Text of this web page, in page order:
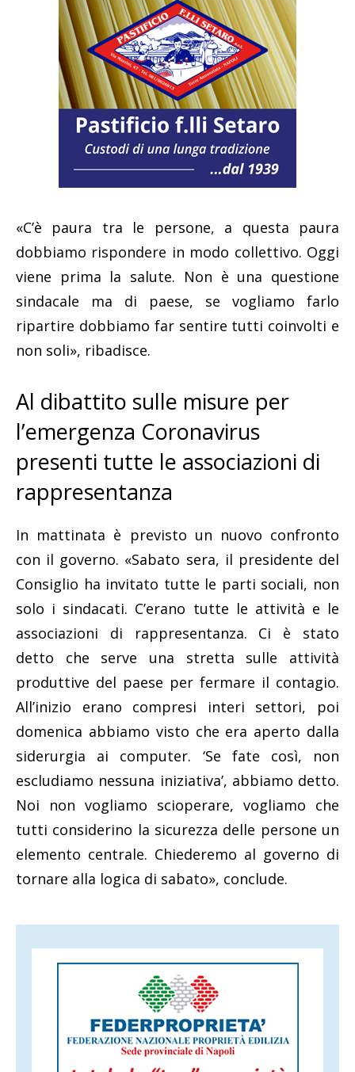
«C’è paura tra le persone, a questa paura
dobbiamo rispondere in modo collettivo. Oggi
viene prima la salute. Non è una questione
sindacale ma di paese, se vogliamo farlo
ripartire dobbiamo far sentire tutti coinvolti e
non soli», ribadisce.
Al dibattito sulle misure per
l’emergenza Coronavirus
presenti tutte le associazioni di
rappresentanza
In mattinata è previsto un nuovo confronto
con il governo. «Sabato sera, il presidente del
Consiglio ha invitato tutte le parti sociali, non
solo i sindacati. C’erano tutte le attività e le
associazioni di rappresentanza. Ci è stato
detto che serve una stretta sulle attività
produttive del paese per fermare il contagio.
All’inizio erano compresi interi settori, poi
domenica abbiamo visto che era aperto dalla
siderurgia ai computer. ‘Se fate così, non
escludiamo nessuna iniziativa’, abbiamo detto.
Noi non vogliamo scioperare, vogliamo che
tutti considerino la sicurezza delle persone un
elemento centrale. Chiederemo al governo di
tornare alla logica di sabato», conclude.